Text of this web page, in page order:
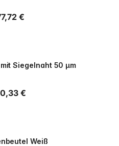
Preis
€
Siegelnaht 50 µm
Preis
€
Weiß